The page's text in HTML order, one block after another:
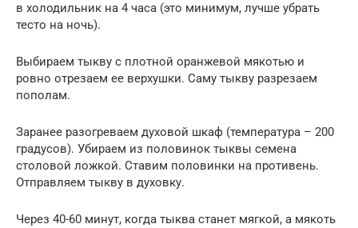
в холодильник на 4 часа (это минимум, лучше убрать
тесто на ночь).
Выбираем тыкву с плотной оранжевой мякотью и
ровно отрезаем ее верхушки. Саму тыкву разрезаем
пополам.
Заранее разогреваем духовой шкаф (температура – 200
градусов). Убираем из половинок тыквы семена
столовой ложкой. Ставим половинки на противень.
Отправляем тыкву в духовку.
Через 40-60 минут, когда тыква станет мягкой, а мякоть